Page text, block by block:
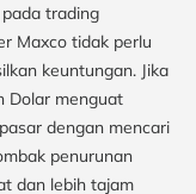
trading
Maxco tidak perlu
keuntungan. Jika
Dolar menguat
dengan mencari
penurunan
dan lebih tajam